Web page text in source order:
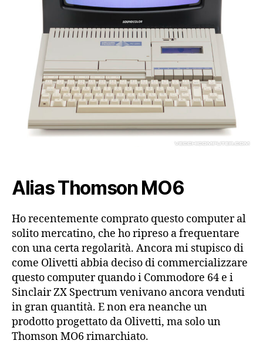
Alias Thomson MO6
Ho recentemente comprato questo computer al
solito mercatino, che ho ripreso a frequentare
con una certa regolarità. Ancora mi stupisco di
come Olivetti abbia deciso di commercializzare
questo computer quando i Commodore 64 e i
Sinclair ZX Spectrum venivano ancora venduti
in gran quantità. E non era neanche un
prodotto progettato da Olivetti, ma solo un
Thomson MO6 rimarchiato.